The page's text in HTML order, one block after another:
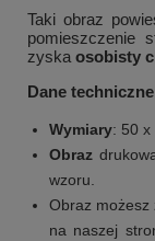
Taki obraz
pomieszczenie
zyska osobisty
Dane
Wymiary: 50 x
Obraz
wzoru.
Obraz możesz
na naszej